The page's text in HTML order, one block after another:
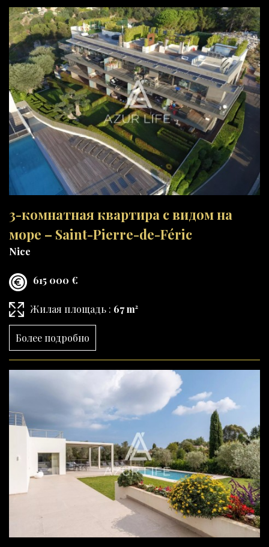
3-комнатная квартира с видом на
море – Saint-Pierre-de-Féric
Nice
615 000 €
Жилая площадь : 67 m²
Более подробно